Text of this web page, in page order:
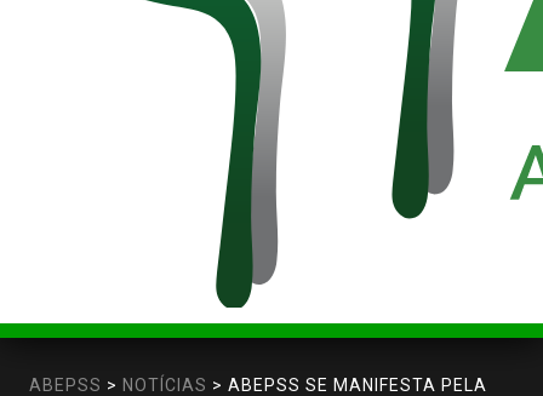
ABEPSS > NOTÍCIAS > ABEPSS SE MANIFESTA PELA